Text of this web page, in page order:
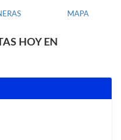
MAPA
HOY EN